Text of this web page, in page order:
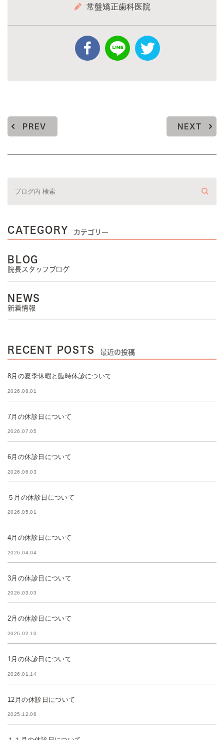
常盤矯正歯科医院
PREV NEXT
CATEGORY カテゴリー
BLOG
院長スタッフブログ
NEWS
新着情報
RECENT POSTS 最近の投稿
8月の夏季休暇と臨時休診について
2026.08.01
7月の休診日について
2026.07.05
6月の休診日について
2026.06.03
５月の休診日について
2026.05.01
4月の休診日について
2026.04.04
3月の休診日について
2026.03.03
2月の休診日について
2026.02.10
1月の休診日について
2026.01.14
12月の休診日について
2025.12.06